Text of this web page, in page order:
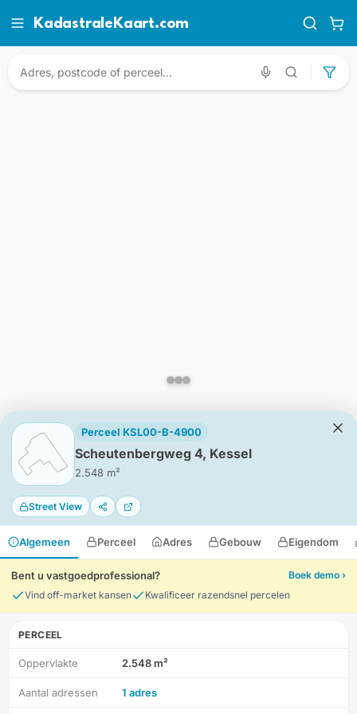
KadastraleKaart.com
Perceel KSL00-B-4900
Scheutenbergweg 4, Kessel
2.548 m²
Street View
Algemeen Perceel Adres Gebouw Eigendom
Bent u vastgoedprofessional?
Boek demo ›
Vind off-market kansen
Kwalificeer razendsnel percelen
PERCEEL
Oppervlakte 2.548 m²
Aantal adressen 1 adres